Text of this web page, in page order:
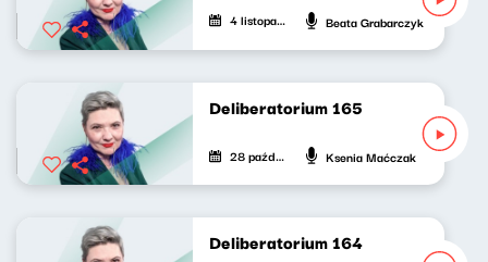
4 listopada 2023 Beata Grabarczyk
Deliberatorium 165
28 października 2023 Ksenia Maćczak
Deliberatorium 164